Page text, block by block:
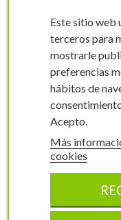
Etiquetas
Perla
Rosal
Este sitio web
terceros para
mostrarle
preferencias
hábitos de
Acepto.
Más
cookies